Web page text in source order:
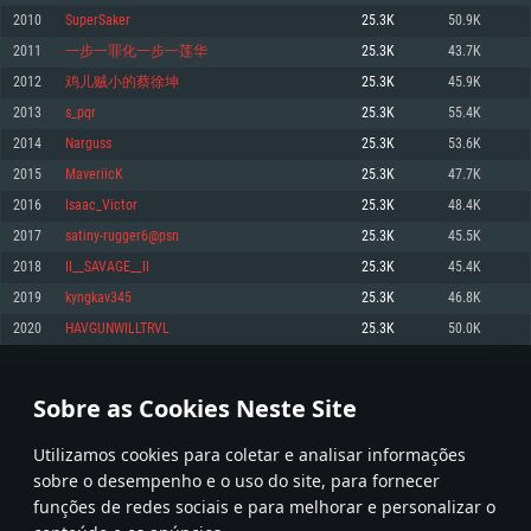
Sobre as Cookies Neste Site
Utilizamos cookies para coletar e analisar informações
sobre o desempenho e o uso do site, para fornecer
funções de redes sociais e para melhorar e personalizar o
Memória: 4GB
Placa Gráfica: Placa com DirectX 11: AMD Radeon 77XX / NVIDIA GeForce
GTX 660. Resolução mínima suportada: 720p
Network: Internet de banda larga.
Disco: 23,1 GB
Recomendado
superior, Radeon RX 570 ou superior
Disco: 75,9 GB
Memória: 6 GB
Placa Gráfica: Intel Iris Pro 5200 (Mac), equivalentes AMD/Nvidia para Mac.
Resolução mínima suportada: 720p com suporte Metal.
Network: Internet de banda larga.
Disco: 21,5 GB
Recomendado
Network: Internet de banda larga.
Memória: 4 GB
Placa Gráfica: NVIDIA 660 com os drivers mais recentes (não mais de 6
meses) / equivalentes AMD com os drivers mais recentes com suporte
Vulkan (não mais de 6 meses); Resolução mínima suportada: 720p.
Network: Internet de banda larga.
Disco: 21,5 GB
Recomendado
Sistema Operativo: Ubuntu 20.04 64bit
Processador: Intel Core i7
Memória: 16 GB
Placa Gráfica: NVIDIA 1060 com os drivers mais recentes (não mais de 6
meses) / equivalentes AMD (Radeon RX 570) com os drivers mais recentes
Network: Internet de banda larga.
2010 SuperSaker 25.3K 50.9K
2011 一步一罪化一步一莲华 25.3K 43.7K
2012 鸡儿贼小的蔡徐坤 25.3K 45.9K
2013 s_pqr 25.3K 55.4K
2014 Narguss 25.3K 53.6K
2015 MaveriicK 25.3K 47.7K
2016 Isaac_Victor 25.3K 48.4K
2017 satiny-rugger6@psn 25.3K 45.5K
2018 II__SAVAGE__II 25.3K 45.4K
2019 kyngkav345 25.3K 46.8K
2020 HAVGUNWILLTRVL 25.3K 50.0K